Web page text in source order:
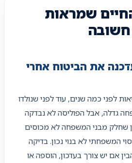
שמראות
את הביטוח אחרי
לפני כמה שנים, עוד לפני שנולדו
גדלה, אבל הפוליסה לא נבדקה
שחלק מבני המשפחה לא מכוסים
המשפחתי לא בנוי נכון. בדיקה
אם יש צורך בעדכון, הוספה או